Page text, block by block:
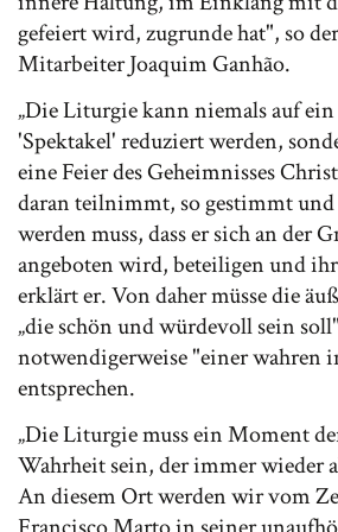
gefeiert wird, zugrunde hat", so
Mitarbeiter Joaquim Ganhão.
„Die Liturgie kann niemals auf
'Spektakel' reduziert werden,
eine Feier des Geheimnisses
daran teilnimmt, so gestimmt
werden muss, dass er sich an der
angeboten wird, beteiligen und
erklärt er. Von daher müsse die
„die schön und würdevoll sein
notwendigerweise "einer wahren
entsprechen.
„Die Liturgie muss ein Moment
Wahrheit sein, der immer wieder
An diesem Ort werden wir vom